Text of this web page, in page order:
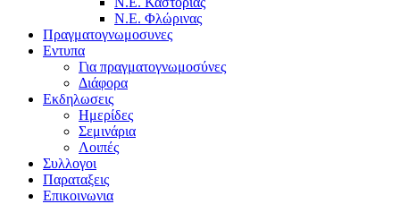
Ν.Ε. Φλώρινας
Πραγματογνωμοσυνες
Εντυπα
Για πραγματογνωμοσύνες
Διάφορα
Εκδηλωσεις
Ημερίδες
Σεμινάρια
Λοιπές
Συλλογοι
Παραταξεις
Επικοινωνια